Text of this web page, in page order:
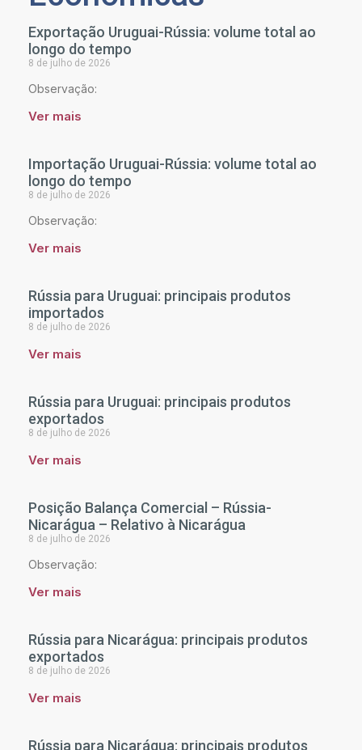
Exportação Uruguai-Rússia: volume total ao
longo do tempo
8 de julho de 2026
Observação:
Ver mais
Importação Uruguai-Rússia: volume total ao
longo do tempo
8 de julho de 2026
Observação:
Ver mais
Rússia para Uruguai: principais produtos
importados
8 de julho de 2026
Ver mais
Rússia para Uruguai: principais produtos
exportados
8 de julho de 2026
Ver mais
Posição Balança Comercial – Rússia-
Nicarágua – Relativo à Nicarágua
8 de julho de 2026
Observação:
Ver mais
Rússia para Nicarágua: principais produtos
exportados
8 de julho de 2026
Ver mais
Rússia para Nicarágua: principais produtos